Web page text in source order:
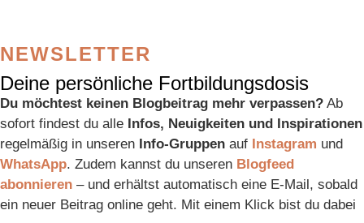
NEWSLETTER
Deine persönliche Fortbildungsdosis
Du möchtest keinen Blogbeitrag mehr verpassen? Ab
sofort findest du alle Infos, Neuigkeiten und Inspirationen
regelmäßig in unseren Info-Gruppen auf Instagram und
WhatsApp. Zudem kannst du unseren Blogfeed
abonnieren – und erhältst automatisch eine E-Mail, sobald
ein neuer Beitrag online geht. Mit einem Klick bist du dabei